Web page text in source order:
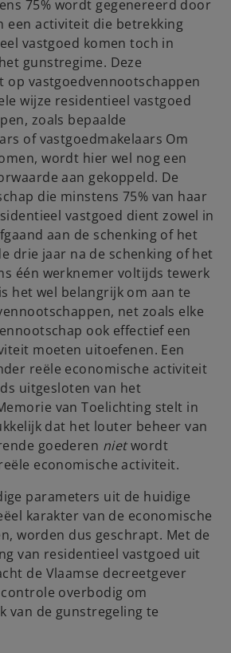
75% wordt gegenereerd door
een activiteit die betrekking
vastgoed komen toch in
gunstregime. Deze
op vastgoedvennootschappen
wijze residentieel vastgoed
zoals bepaalde
of vastgoedmakelaars Om
wordt hier wel nog een
aan gekoppeld. De
die minstens 75% van haar
vastgoed dient zowel in
aan de schenking of het
drie jaar na de schenking of het
één werknemer voltijds tewerk
het wel belangrijk om aan te
net zoals elke
ook effectief een
moeten uitoefenen. Een
reële economische activiteit
uitgesloten van het
van Toelichting stelt in
dat het louter beheer van
goederen nietwordt
economische activiteit.
parameters uit de huidige
karakter van de economische
worden dus geschrapt. Met de
van residentieel vastgoed uit
de Vlaamse decreetgever
overbodig om
van de gunstregeling te